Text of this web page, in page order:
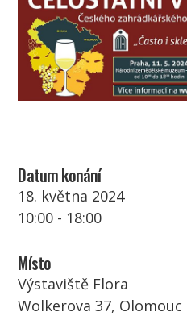
Datum konání
18. května 2024
10:00 - 18:00
Místo
Výstaviště Flora
Wolkerova 37, Olomouc